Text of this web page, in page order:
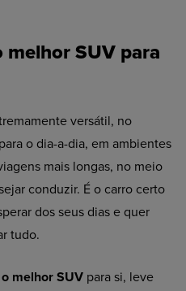
melhor SUV para
versátil, no
o dia-a-dia, em ambientes
mais longas, no meio
conduzir. É o carro certo
dos seus dias e quer
tudo.
melhor SUV para si, leve